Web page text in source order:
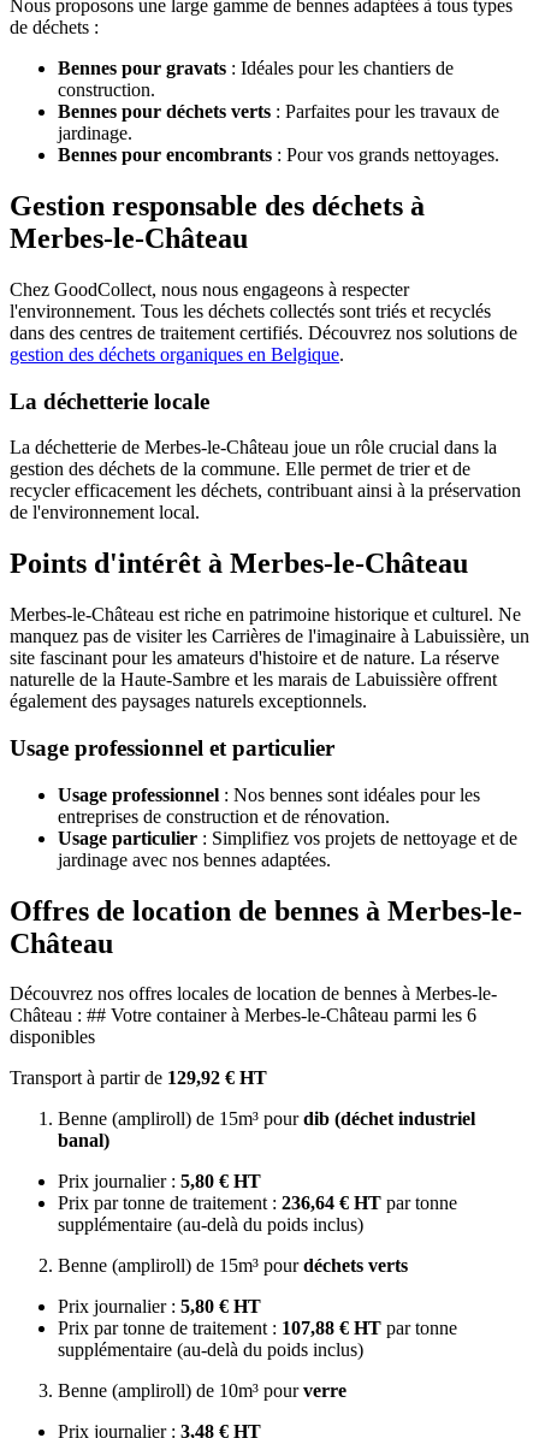
Nous proposons une large gamme de bennes adaptées à tous types
de déchets :
Bennes pour gravats : Idéales pour les chantiers de
construction.
Bennes pour déchets verts : Parfaites pour les travaux de
jardinage.
Bennes pour encombrants : Pour vos grands nettoyages.
Gestion responsable des déchets à
Merbes-le-Château
Chez GoodCollect, nous nous engageons à respecter
l'environnement. Tous les déchets collectés sont triés et recyclés
dans des centres de traitement certifiés. Découvrez nos solutions de
gestion des déchets organiques en Belgique.
La déchetterie locale
La déchetterie de Merbes-le-Château joue un rôle crucial dans la
gestion des déchets de la commune. Elle permet de trier et de
recycler efficacement les déchets, contribuant ainsi à la préservation
de l'environnement local.
Points d'intérêt à Merbes-le-Château
Merbes-le-Château est riche en patrimoine historique et culturel. Ne
manquez pas de visiter les Carrières de l'imaginaire à Labuissière, un
site fascinant pour les amateurs d'histoire et de nature. La réserve
naturelle de la Haute-Sambre et les marais de Labuissière offrent
également des paysages naturels exceptionnels.
Usage professionnel et particulier
Usage professionnel : Nos bennes sont idéales pour les
entreprises de construction et de rénovation.
Usage particulier : Simplifiez vos projets de nettoyage et de
jardinage avec nos bennes adaptées.
Offres de location de bennes à Merbes-le-
Château
Découvrez nos offres locales de location de bennes à Merbes-le-
Château : ## Votre container à Merbes-le-Château parmi les 6
disponibles
Transport à partir de 129,92 € HT
Benne (ampliroll) de 15m³ pourdib (déchet industriel
banal)
Prix journalier : 5,80 € HT
Prix par tonne de traitement : 236,64 € HT par tonne
supplémentaire (au-delà du poids inclus)
Benne (ampliroll) de 15m³ pourdéchets verts
Prix journalier : 5,80 € HT
Prix par tonne de traitement : 107,88 € HT par tonne
supplémentaire (au-delà du poids inclus)
Benne (ampliroll) de 10m³ pourverre
Prix journalier : 3,48 € HT